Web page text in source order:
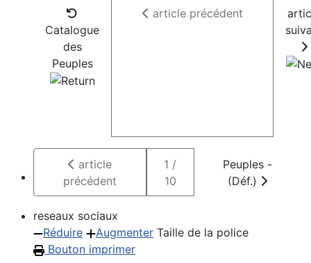
Catalogue
des
Peuples
article précédent
article
précédent
1 /
10
Peuples -
(Déf.)
reseaux sociaux
Réduire
Augmenter Taille de la police
Bouton imprimer